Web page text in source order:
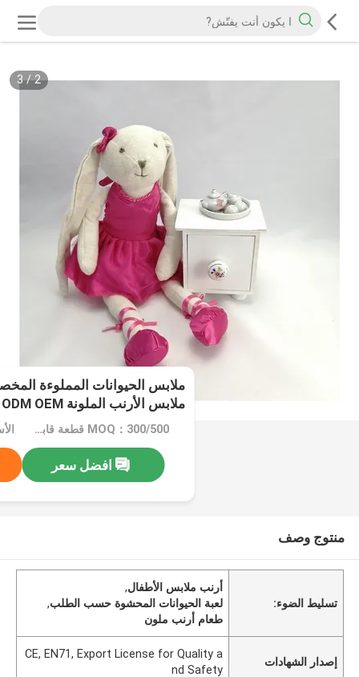
2
/
3
ملابس الحيوانات المملوءة
ملابس الأرنب الملونة ODM OEM
MOQ：300/500 قطعة قابل للتفاوض
افضل سعر
منتوج وصف
تسليط الضوء:
أرنب ملابس الأطفال,
لعبة الحيوانات المحشوة حسب الطلب,
طعام أرنب ملون
إصدار الشهادات
CE, EN71, Export License for Quality a
nd Safety